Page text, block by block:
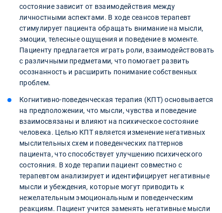
состояние зависит от взаимодействия между
личностными аспектами. В ходе сеансов терапевт
стимулирует пациента обращать внимание на мысли,
эмоции, телесные ощущения и поведение в моменте.
Пациенту предлагается играть роли, взаимодействовать
с различными предметами, что помогает развить
осознанность и расширить понимание собственных
проблем.
Когнитивно-поведенческая терапия (КПТ) основывается
на предположении, что мысли, чувства и поведение
взаимосвязаны и влияют на психическое состояние
человека. Целью КПТ является изменение негативных
мыслительных схем и поведенческих паттернов
пациента, что способствует улучшению психического
состояния. В ходе терапии пациент совместно с
терапевтом анализирует и идентифицирует негативные
мысли и убеждения, которые могут приводить к
нежелательным эмоциональным и поведенческим
реакциям. Пациент учится заменять негативные мысли